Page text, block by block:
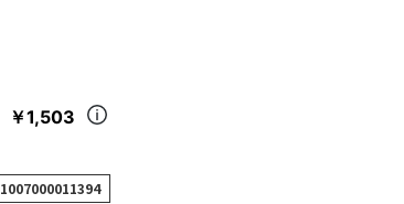
￥1,503
1007000011394